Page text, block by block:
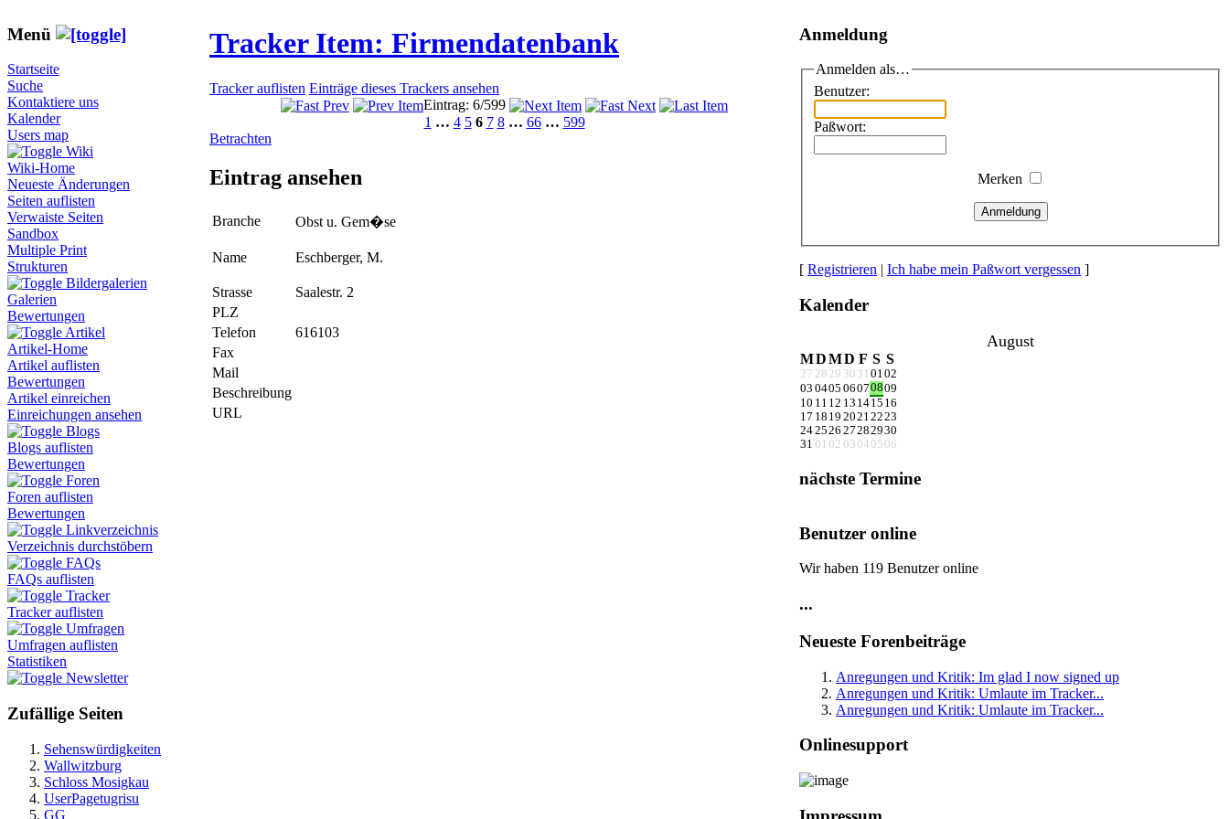
Menü
Startseite
Suche
Kontaktiere uns
Kalender
Users map
Wiki
Wiki-Home
Neueste Änderungen
Seiten auflisten
Verwaiste Seiten
Sandbox
Multiple Print
Strukturen
Bildergalerien
Galerien
Bewertungen
Artikel
Artikel-Home
Artikel auflisten
Bewertungen
Artikel einreichen
Einreichungen ansehen
Blogs
Blogs auflisten
Bewertungen
Foren
Foren auflisten
Bewertungen
Linkverzeichnis
Verzeichnis durchstöbern
FAQs
FAQs auflisten
Tracker
Tracker auflisten
Umfragen
Umfragen auflisten
Statistiken
Newsletter
Zufällige Seiten
Sehenswürdigkeiten
Wallwitzburg
Schloss Mosigkau
UserPagetugrisu
GG
Tracker Item: Firmendatenbank
Tracker auflisten Einträge dieses Trackers ansehen
Eintrag: 6/599
1 … 4 5 6 7 8 … 66 … 599
Betrachten
Eintrag ansehen
Branche Obst u. Gem�se
Name Eschberger, M.
Strasse
Saalestr. 2
PLZ
Telefon
616103
Fax
Mail
Beschreibung
URL
Anmeldung
Anmelden als…
Benutzer:
Paßwort:
Merken
Anmeldung
[ Registrieren | Ich habe mein Paßwort vergessen ]
Kalender
August
MDMD F S S
27 28 29 30 31 0102
03 0405 06070809
10 11 12 13 1415 16
17 18 19 20212223
242526 27282930
31 01 02 03 04 05 06
nächste Termine
Benutzer online
Wir haben 119 Benutzer online
...
Neueste Forenbeiträge
Anregungen und Kritik: Im glad I now signed up
Anregungen und Kritik: Umlaute im Tracker...
Anregungen und Kritik: Umlaute im Tracker...
Onlinesupport